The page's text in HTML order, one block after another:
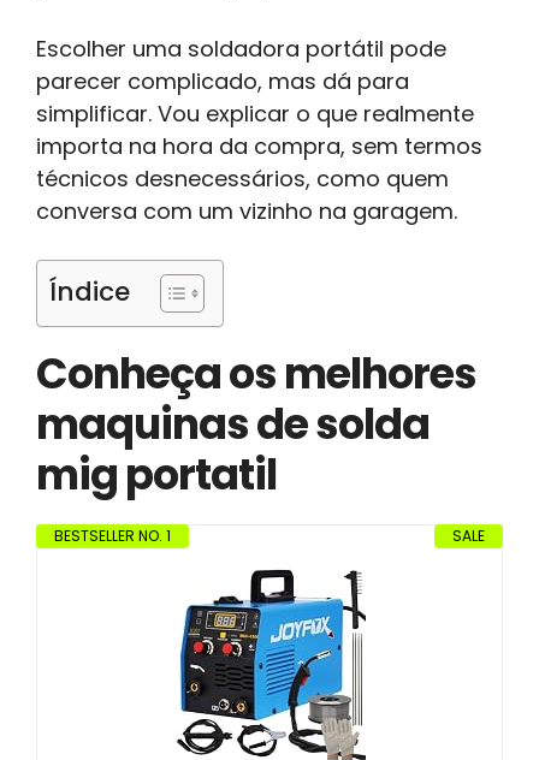
Escolher uma soldadora portátil pode
parecer complicado, mas dá para
simplificar. Vou explicar o que realmente
importa na hora da compra, sem termos
técnicos desnecessários, como quem
conversa com um vizinho na garagem.
Índice
Conheça os melhores
maquinas de solda
mig portatil
SALE
BESTSELLER NO. 1